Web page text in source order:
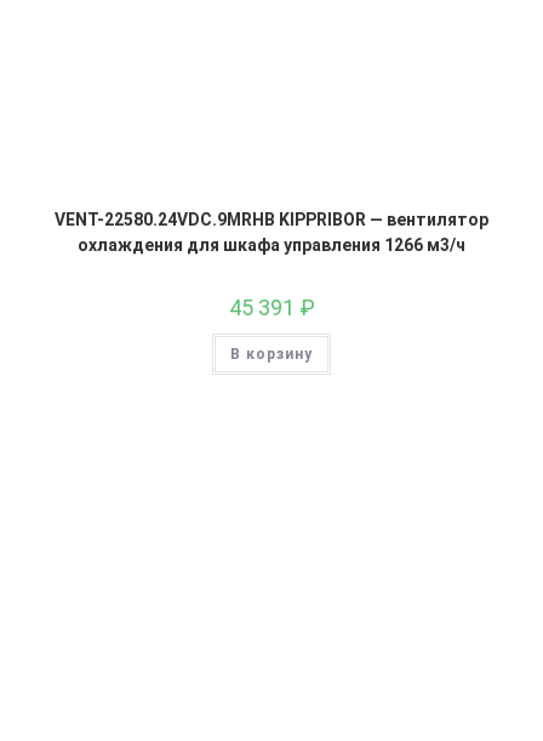
VENT-22580.24VDC.9MRHB KIPPRIBOR — вентилятор
охлаждения для шкафа управления 1266 м3/ч
45 391 ₽
В корзину